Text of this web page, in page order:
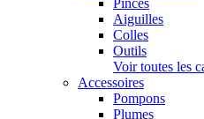
Pinces
Aiguilles
Colles
Outils
Voir toutes les
Accessoires
Pompons
Plumes